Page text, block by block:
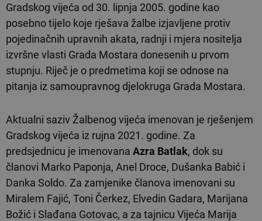
Gradskog vijeća od 30. lipnja 2005. godine kao
posebno tijelo koje rješava žalbe izjavljene protiv
pojedinačnih upravnih akata, radnji i mjera nositelja
izvršne vlasti Grada Mostara donesenih u prvom
stupnju. Riječ je o predmetima koji se odnose na
pitanja iz samoupravnog djelokruga Grada Mostara.
Aktualni saziv Žalbenog vijeća imenovan je rješenjem
Gradskog vijeća iz rujna 2021. godine. Za
predsjednicu je imenovana Azra Batlak, dok su
članovi Marko Paponja, Anel Droce, Dušanka Babić i
Danka Soldo. Za zamjenike članova imenovani su
Miralem Fajić, Toni Čerkez, Elvedin Gadara, Marijana
Božić i Slađana Gotovac, a za tajnicu Vijeća Marija